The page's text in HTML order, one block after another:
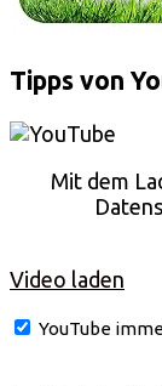
Tipps von
Mit dem
Video laden
YouTube